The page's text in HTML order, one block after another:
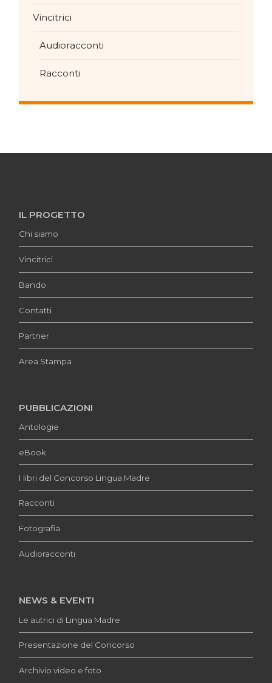
Vincitrici
Audioracconti
Racconti
IL PROGETTO
Chi siamo
Vincitrici
Bando
Contatti
Partner
Area Stampa
PUBBLICAZIONI
Antologie
eBook
I libri del Concorso Lingua Madre
Racconti
Fotografia
Audioracconti
NEWS & EVENTI
Le autrici di Lingua Madre
Presentazione del Concorso
Archivio video e foto